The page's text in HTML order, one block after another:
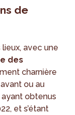
de
avec une
des
charnière
ou au
obtenus
et s’étant